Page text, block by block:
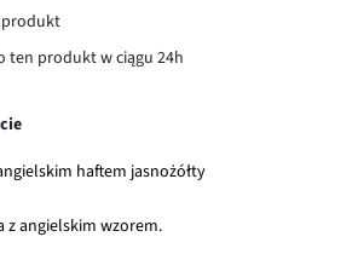
ten produkt w ciągu 24h
haftem jasnożółty
z angielskim wzorem.